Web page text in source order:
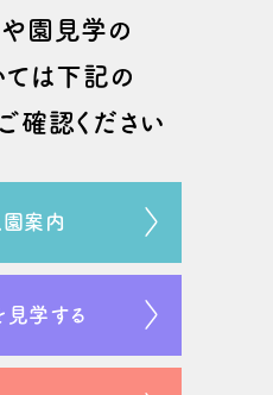
や園⾒学の
は下記の
確認ください
園案内
見学する